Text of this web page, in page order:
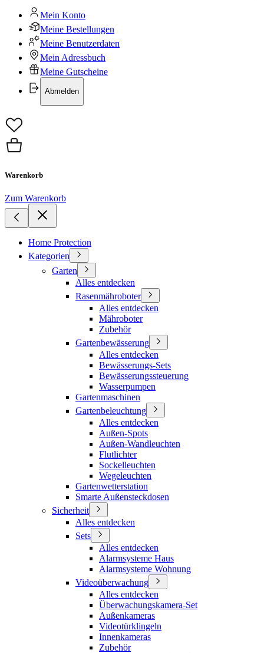
Mein Konto
Meine Bestellungen
Meine Benutzerdaten
Mein Adressbuch
Meine Gutscheine
Abmelden
Warenkorb
Zum Warenkorb
Home Protection
Kategorien
Garten
Alles entdecken
Rasenmähroboter
Alles entdecken
Mähroboter
Zubehör
Gartenbewässerung
Alles entdecken
Bewässerungs-Sets
Bewässerungssteuerung
Wasserpumpen
Gartenmaschinen
Gartenbeleuchtung
Alles entdecken
Außen-Spots
Außen-Wandleuchten
Flutlichter
Sockelleuchten
Wegeleuchten
Gartenwetterstation
Smarte Außensteckdosen
Sicherheit
Alles entdecken
Sets
Alles entdecken
Alarmsysteme Haus
Alarmsysteme Wohnung
Videoüberwachung
Alles entdecken
Überwachungskamera-Set
Außenkameras
Videotürklingeln
Innenkameras
Zubehör